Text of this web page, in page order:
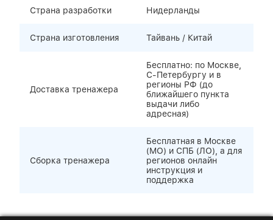
Страна разработки Нидерланды
Страна изготовления Тайвань / Китай
Доставка тренажера
Бесплатно: по Москве,
С-Петербургу и в
регионы РФ (до
ближайшего пункта
выдачи либо
адресная)
Сборка тренажера
Бесплатная в Москве
(МО) и СПБ (ЛО), а для
регионов онлайн
инструкция и
поддержка